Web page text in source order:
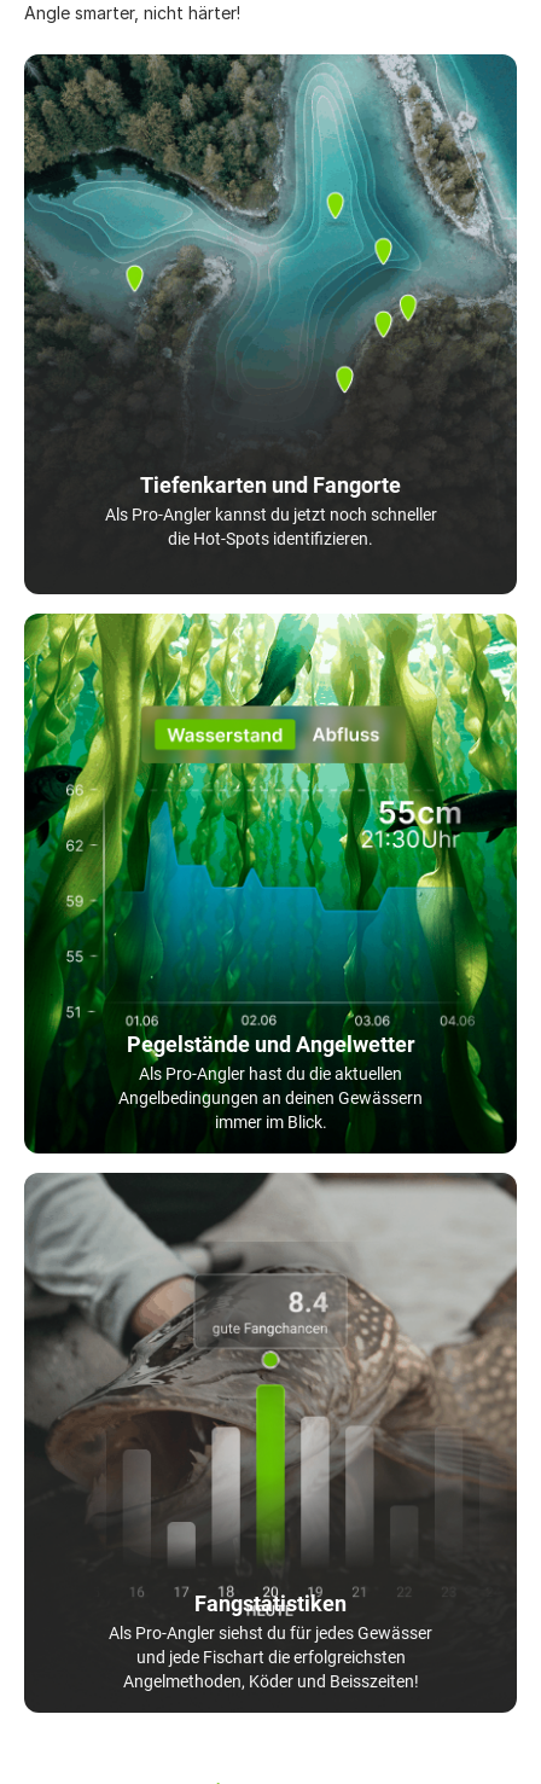
Angle smarter, nicht härter!
Tiefenkarten und Fangorte
Als Pro-Angler kannst du jetzt noch schneller
die Hot-Spots identifizieren.
Pegelstände und Angelwetter
Als Pro-Angler hast du die aktuellen
Angelbedingungen an deinen Gewässern
immer im Blick.
Fangstatistiken
Als Pro-Angler siehst du für jedes Gewässer
und jede Fischart die erfolgreichsten
Angelmethoden, Köder und Beisszeiten!